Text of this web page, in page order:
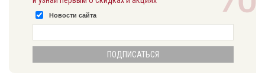
Новости сайта